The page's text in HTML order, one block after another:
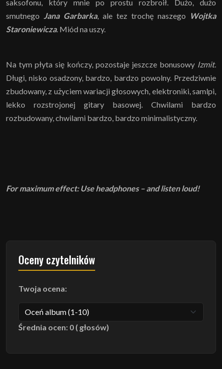
saksofonu, który mnie po prostu rozbroił. Dużo, dużo
smutnego
Jana Garbarka, ale tez trochę naszego
Wojtka
Staroniewicza. Miód na uszy.
Na tym płyta się kończy, pozostaje jeszcze bonusowy Izmit.
Długi, nisko osadzony, bardzo, bardzo powolny. Przedziwnie
zbudowany, z użyciem wariacji głosowych, elektroniki, samlpi,
lekko rozstrojonej gitary basowej. Chwilami bardzo
rozbudowany, chwilami bardzo, bardzo minimalistyczny.
For maximum effect: Use headphones – and listen loud!
Oceny czytelników
Twoja ocena:
Średnia ocen: 0 ( głosów)